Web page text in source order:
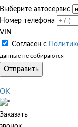
Выберите автосервис
Номер телефона
VIN
Согласен с
данные не собираются
Отправить
OK
Заказать